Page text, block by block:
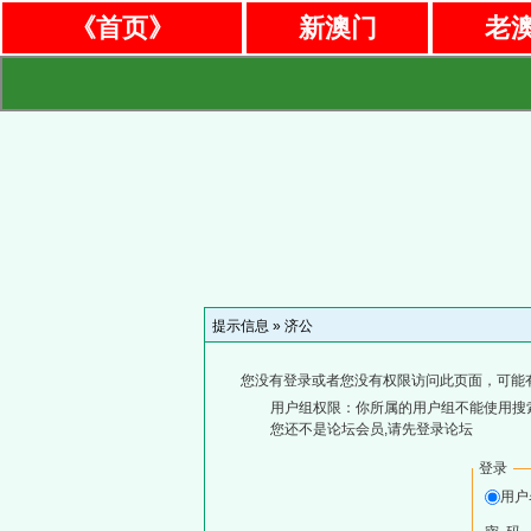
《首页》 新澳门 老
提示信息 » 济公
您没有登录或者您没有权限访问此页面，可能
用户组权限：你所属的用户组不能使用搜
您还不是论坛会员,请先登录论坛
登录
用